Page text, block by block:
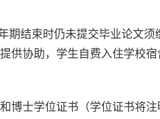
期结束时仍未提交毕业论文须
协助，学生自费入住学校宿
士学位证书（学位证书将